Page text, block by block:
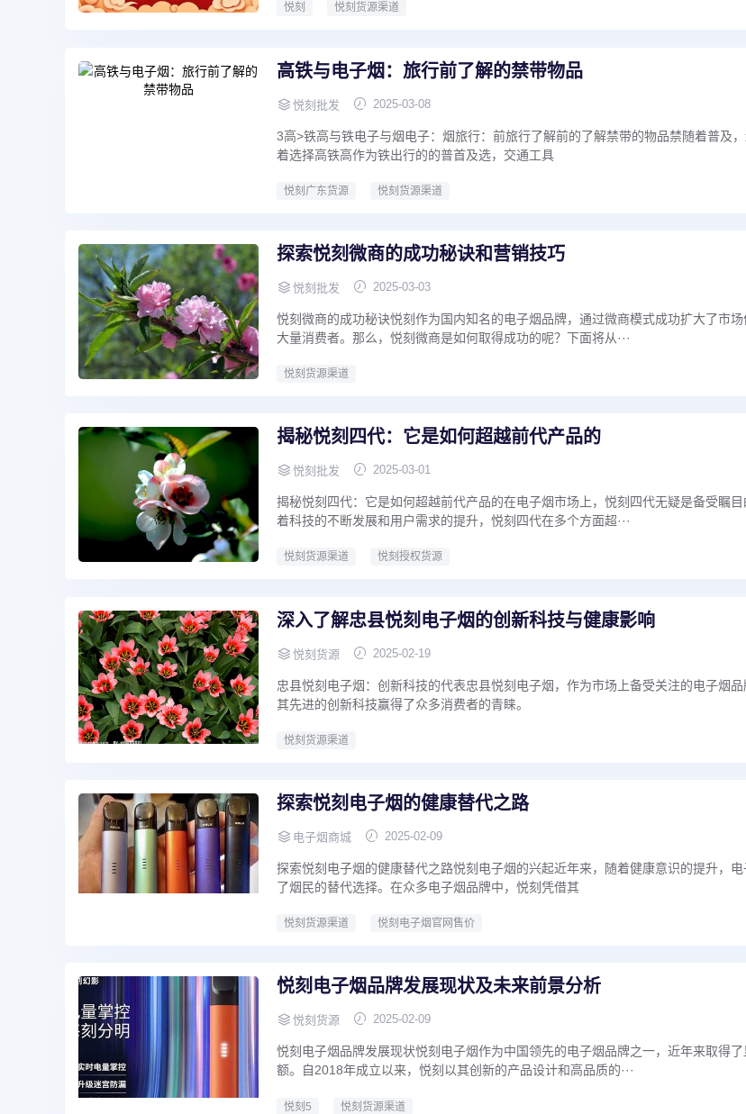
悦刻 悦刻货源渠道
高铁与电子烟：旅行前了解的禁带物品
悦刻批发 2025-03-08
3高>铁高与铁电子与烟电子：烟旅行：前旅行了解前的了解禁带的物品禁随着普及
着选择高铁高作为铁出行的的普首及选，交通工具
悦刻广东货源 悦刻货源渠道
探索悦刻微商的成功秘诀和营销技巧
悦刻批发 2025-03-03
悦刻微商的成功秘诀悦刻作为国内知名的电子烟品牌，通过微商模式成功扩大了市
大量消费者。那么，悦刻微商是如何取得成功的呢？下面将从···
悦刻货源渠道
揭秘悦刻四代：它是如何超越前代产品的
悦刻批发 2025-03-01
揭秘悦刻四代：它是如何超越前代产品的在电子烟市场上，悦刻四代无疑是备受瞩
着科技的不断发展和用户需求的提升，悦刻四代在多个方面超···
悦刻货源渠道 悦刻授权货源
深入了解忠县悦刻电子烟的创新科技与健康影响
悦刻货源 2025-02-19
忠县悦刻电子烟：创新科技的代表忠县悦刻电子烟，作为市场上备受关注的电子烟
其先进的创新科技赢得了众多消费者的青睐。
悦刻货源渠道
探索悦刻电子烟的健康替代之路
电子烟商城 2025-02-09
探索悦刻电子烟的健康替代之路悦刻电子烟的兴起近年来，随着健康意识的提升，
了烟民的替代选择。在众多电子烟品牌中，悦刻凭借其
悦刻货源渠道 悦刻电子烟官网售价
悦刻电子烟品牌发展现状及未来前景分析
悦刻货源 2025-02-09
悦刻电子烟品牌发展现状悦刻电子烟作为中国领先的电子烟品牌之一，近年来取得
额。自2018年成立以来，悦刻以其创新的产品设计和高品质的···
悦刻5 悦刻货源渠道